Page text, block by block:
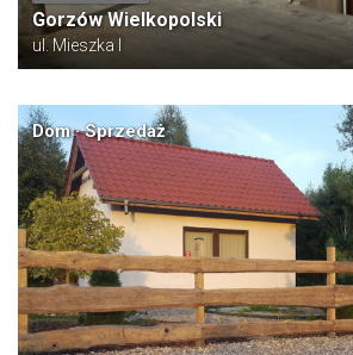
Gorzów Wielkopolski
ul. Mieszka I
Dom · Sprzedaż